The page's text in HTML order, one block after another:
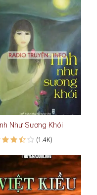
Như Sương Khói
(1.4K)